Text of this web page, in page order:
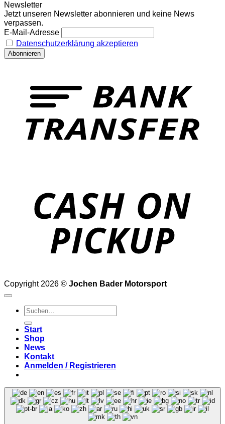
Newsletter
Jetzt unseren Newsletter abonnieren und keine News
verpassen.
E-Mail-Adresse
Datenschutzerklärung akzeptieren
Copyright 2026 © Jochen Bader Motorsport
Suchen
nach:
Start
Shop
News
Kontakt
Anmelden / Registrieren